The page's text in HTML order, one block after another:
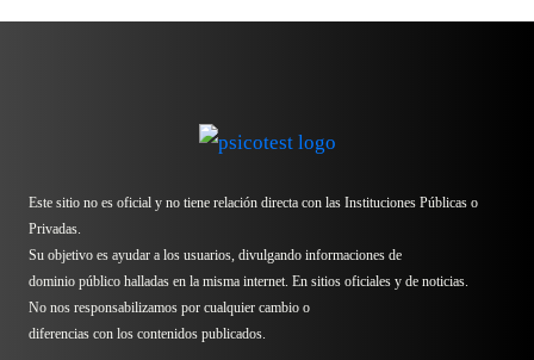
Este sitio no es oficial y no tiene relación directa con las Instituciones Públicas o
Privadas.
Su objetivo es ayudar a los usuarios, divulgando informaciones de
dominio público halladas en la misma internet. En sitios oficiales y de noticias.
No nos responsabilizamos por cualquier cambio o
diferencias con los contenidos publicados.